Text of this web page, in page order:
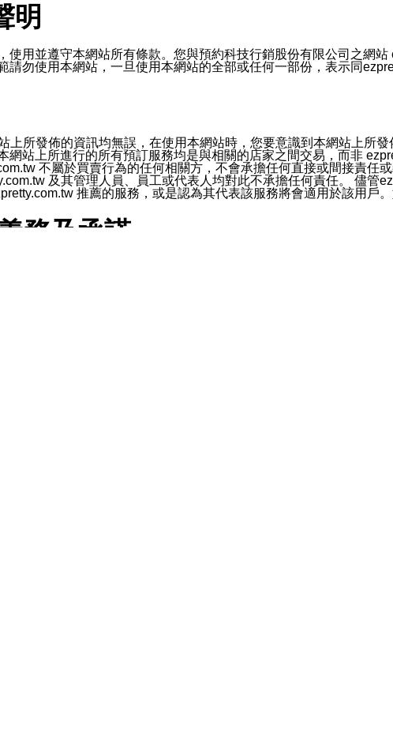
訊息給您。即使未加入本公司/本服務好友，您仍可接收到通知型訊
有效且重要的訊息為限，以廣告或其他目的的訊息皆不會被傳送。
，同意接收通知型訊息。
方帳號。
接收到來自任何企業官方帳號或認證官方帳號的通知型訊息。
明
使用並遵守本網站所有條款。您與預約科技行銷股份有限公司之網
請勿使用本網站，一旦使用本網站的全部或任何一部份，表示同
上所發佈的資訊均無誤，在使用本網站時，您要意識到本網站上所
網站上所進行的所有預訂服務均是與相關的店家之間交易，而非
不屬於買賣行為的任何相關方，不會承擔任何直接或間接責
及其管理人員、員工或代表人均對此不承擔任何責任。 儘管
推薦的服務，或是認為其代表該服務將會適用於該用戶
務及承諾